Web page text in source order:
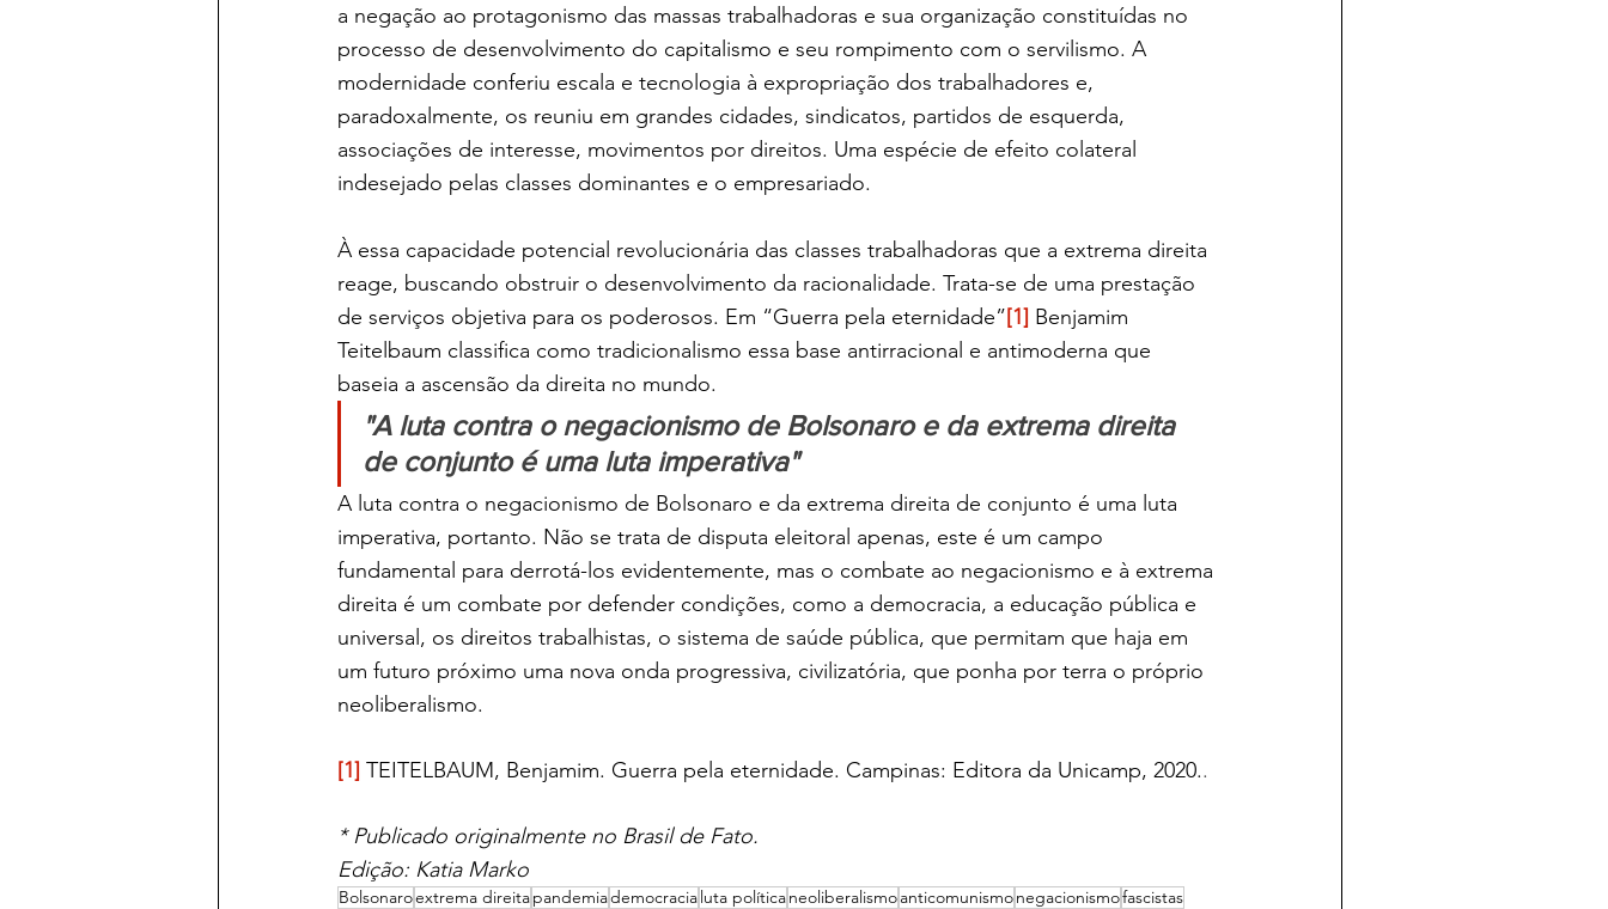
a negação ao protagonismo das massas trabalhadoras e sua organização constituídas no
processo de desenvolvimento do capitalismo e seu rompimento com o servilismo. A
modernidade conferiu escala e tecnologia à expropriação dos trabalhadores e,
paradoxalmente, os reuniu em grandes cidades, sindicatos, partidos de esquerda,
associações de interesse, movimentos por direitos. Uma espécie de efeito colateral
indesejado pelas classes dominantes e o empresariado.
À essa capacidade potencial revolucionária das classes trabalhadoras que a extrema direita
reage, buscando obstruir o desenvolvimento da racionalidade. Trata-se de uma prestação
de serviços objetiva para os poderosos. Em “Guerra pela eternidade”[1] Benjamim
Teitelbaum classifica como tradicionalismo essa base antirracional e antimoderna que
baseia a ascensão da direita no mundo.
"A luta contra o negacionismo de Bolsonaro e da extrema direita
de conjunto é uma luta imperativa"
A luta contra o negacionismo de Bolsonaro e da extrema direita de conjunto é uma luta
imperativa, portanto. Não se trata de disputa eleitoral apenas, este é um campo
fundamental para derrotá-los evidentemente, mas o combate ao negacionismo e à extrema
direita é um combate por defender condições, como a democracia, a educação pública e
universal, os direitos trabalhistas, o sistema de saúde pública, que permitam que haja em
um futuro próximo uma nova onda progressiva, civilizatória, que ponha por terra o próprio
neoliberalismo.
[1] TEITELBAUM, Benjamim. Guerra pela eternidade. Campinas: Editora da Unicamp, 2020..
* Publicado originalmente no Brasil de Fato.
Edição: Katia Marko
Bolsonaroextrema direitapandemiademocracialuta políticaneoliberalismoanticomunismonegacionismofascistas